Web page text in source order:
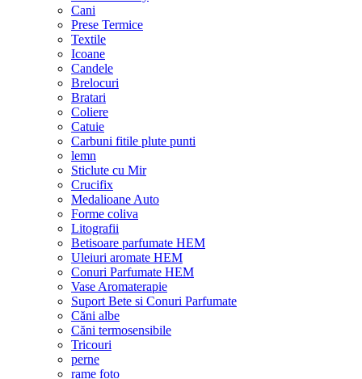
Cani
Prese Termice
Textile
Icoane
Candele
Brelocuri
Bratari
Coliere
Catuie
Carbuni fitile plute punti
lemn
Sticlute cu Mir
Crucifix
Medalioane Auto
Forme coliva
Litografii
Betisoare parfumate HEM
Uleiuri aromate HEM
Conuri Parfumate HEM
Vase Aromaterapie
Suport Bete si Conuri Parfumate
Căni albe
Căni termosensibile
Tricouri
perne
rame foto